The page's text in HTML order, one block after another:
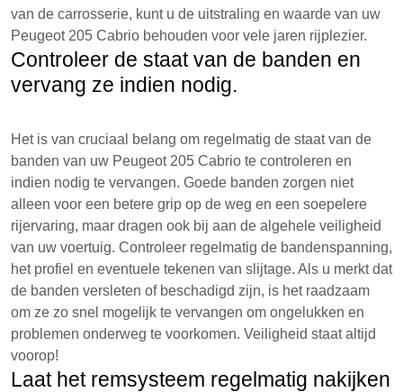
van de carrosserie, kunt u de uitstraling en waarde van uw
Peugeot 205 Cabrio behouden voor vele jaren rijplezier.
Controleer de staat van de banden en
vervang ze indien nodig.
Het is van cruciaal belang om regelmatig de staat van de
banden van uw Peugeot 205 Cabrio te controleren en
indien nodig te vervangen. Goede banden zorgen niet
alleen voor een betere grip op de weg en een soepelere
rijervaring, maar dragen ook bij aan de algehele veiligheid
van uw voertuig. Controleer regelmatig de bandenspanning,
het profiel en eventuele tekenen van slijtage. Als u merkt dat
de banden versleten of beschadigd zijn, is het raadzaam
om ze zo snel mogelijk te vervangen om ongelukken en
problemen onderweg te voorkomen. Veiligheid staat altijd
voorop!
Laat het remsysteem regelmatig nakijken